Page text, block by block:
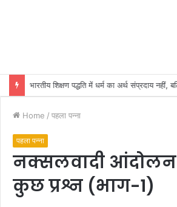
Home / पहला पन्ना
पहला पन्ना
नक्सलवादी
कुछ प्रश्न (भाग-1)